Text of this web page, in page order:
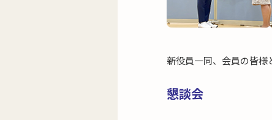
新役員一同、会員の皆様
懇談会